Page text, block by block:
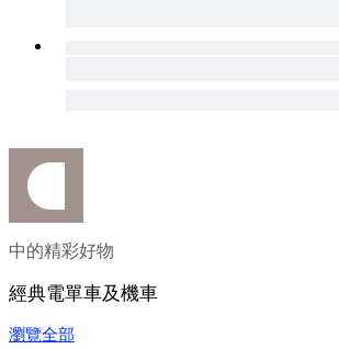
中的精彩好物
經典電單車及機車
瀏覽全部